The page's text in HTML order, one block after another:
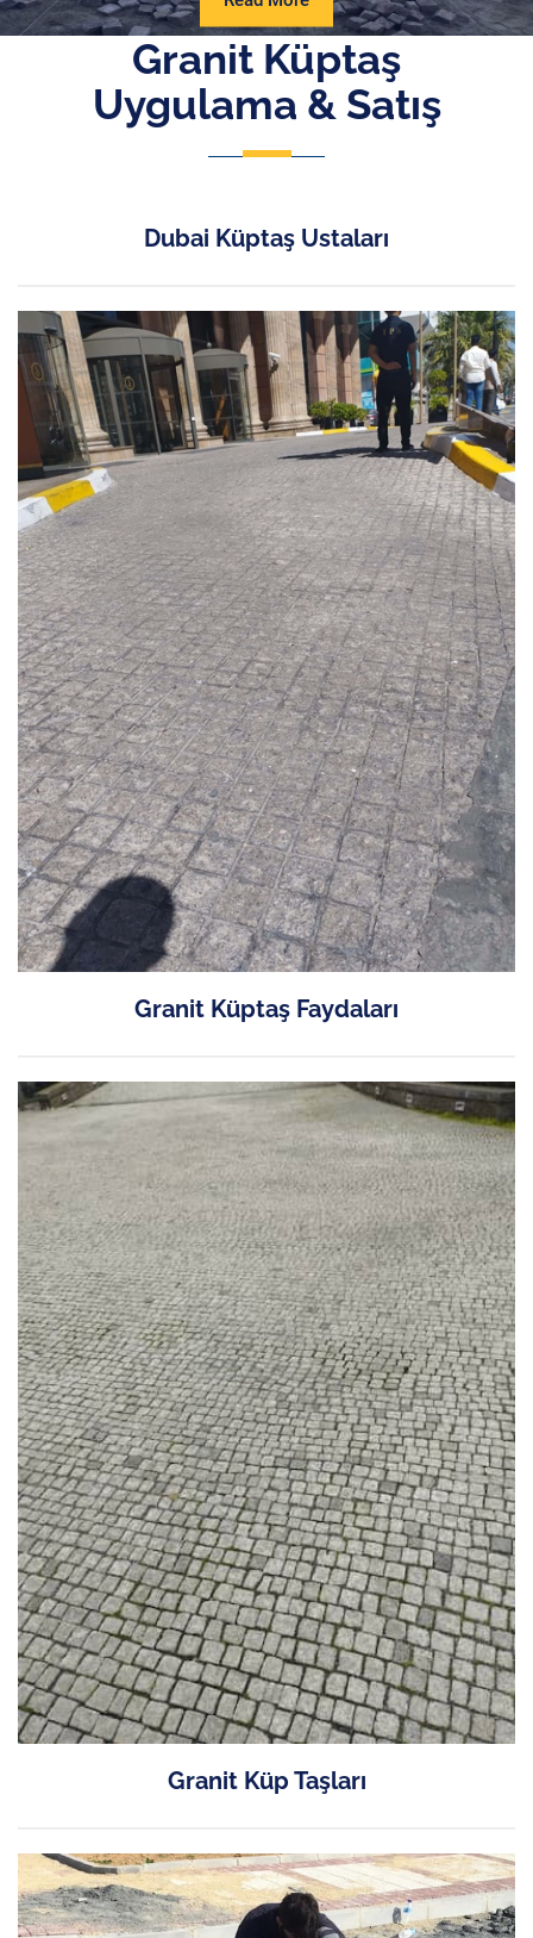
More
Granit Küptaş
Uygulama & Satış
Dubai Küptaş Ustaları
Granit Küptaş Faydaları
Granit Küp Taşları